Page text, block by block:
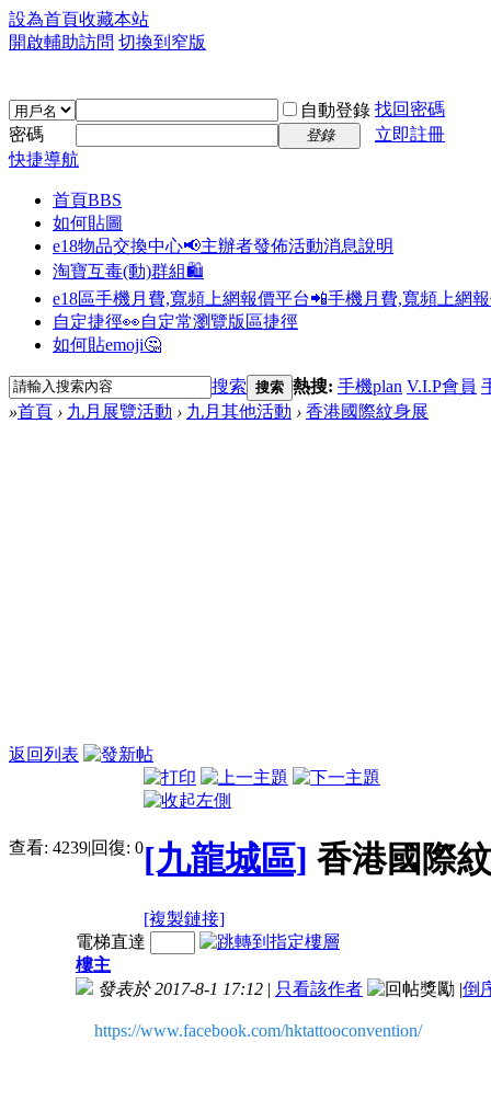
設為首頁收藏本站
開啟輔助訪問 切換到窄版
自動登錄 找回密碼
密碼
登錄
立即註冊
快捷導航
首頁BBS
如何貼圖
e18物品交換中心📢主辦者發佈活動消息說明
淘寶互毒(動)群組🛍️
e18區手機月費,寬頻上網報價平台📲手機月費,寬頻上網
自定捷徑👀自定常瀏覽版區捷徑
如何貼emoji🤔
搜索 搜索 熱搜: 手機plan V.I.P會員
»首頁 › 九月展覽活動 › 九月其他活動 › 香港國際紋身展
返回列表
查看: 4239|回復: 0[九龍城區] 香港國際
[複製鏈接]
電梯直達
樓主
發表於 2017-8-1 17:12 | 只看該作者 |倒
https://www.facebook.com/hktattooconvention/